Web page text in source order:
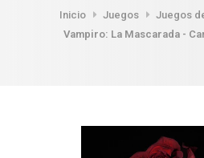
Inicio Juegos Juegos
Vampiro: La Mascarada -